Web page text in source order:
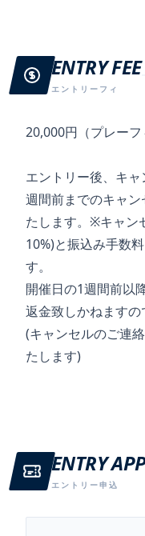
ENTRY FEE
エントリーフィ
20,000円（プレーフ
エントリー後、キ
週間前までのキャ
たします。※キャン
10%)と振込み手数
す。
開催日の1週間前以
返金致しかねますの
(キャンセルのご連
たします)
ENTRY
エントリー申込